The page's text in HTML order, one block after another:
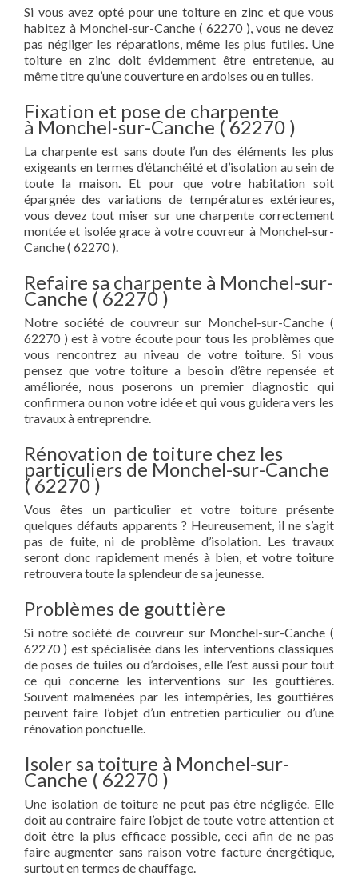
Si vous avez opté pour une toiture en zinc et que vous
habitez à Monchel-sur-Canche ( 62270 ), vous ne devez
pas négliger les réparations, même les plus futiles. Une
toiture en zinc doit évidemment être entretenue, au
même titre qu’une couverture en ardoises ou en tuiles.
Fixation et pose de charpente
à Monchel-sur-Canche ( 62270 )
La charpente est sans doute l’un des éléments les plus
exigeants en termes d’étanchéité et d’isolation au sein de
toute la maison. Et pour que votre habitation soit
épargnée des variations de températures extérieures,
vous devez tout miser sur une charpente correctement
montée et isolée grace à votre couvreur à Monchel-sur-
Canche ( 62270 ).
Refaire sa charpente à Monchel-sur-
Canche ( 62270 )
Notre société de couvreur sur Monchel-sur-Canche (
62270 ) est à votre écoute pour tous les problèmes que
vous rencontrez au niveau de votre toiture. Si vous
pensez que votre toiture a besoin d’être repensée et
améliorée, nous poserons un premier diagnostic qui
confirmera ou non votre idée et qui vous guidera vers les
travaux à entreprendre.
Rénovation de toiture chez les
particuliers de Monchel-sur-Canche
( 62270 )
Vous êtes un particulier et votre toiture présente
quelques défauts apparents ? Heureusement, il ne s’agit
pas de fuite, ni de problème d’isolation. Les travaux
seront donc rapidement menés à bien, et votre toiture
retrouvera toute la splendeur de sa jeunesse.
Problèmes de gouttière
Si notre société de couvreur sur Monchel-sur-Canche (
62270 ) est spécialisée dans les interventions classiques
de poses de tuiles ou d’ardoises, elle l’est aussi pour tout
ce qui concerne les interventions sur les gouttières.
Souvent malmenées par les intempéries, les gouttières
peuvent faire l’objet d’un entretien particulier ou d’une
rénovation ponctuelle.
Isoler sa toiture à Monchel-sur-
Canche ( 62270 )
Une isolation de toiture ne peut pas être négligée. Elle
doit au contraire faire l’objet de toute votre attention et
doit être la plus efficace possible, ceci afin de ne pas
faire augmenter sans raison votre facture énergétique,
surtout en termes de chauffage.